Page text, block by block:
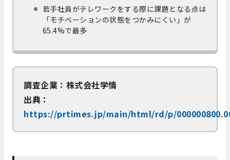
若手社員がテレワークをする際に課題となる点は
「モチベーションの状態をつかみにくい」が
65.4%で最多
調査企業：株式会社学情
出典：
https://prtimes.jp/main/html/rd/p/